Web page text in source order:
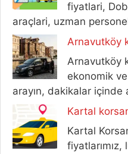
fiyatlari,
araçlari, uzman
Arnavutköy
Arnavutköy
ekonomik
arayın, dakikalar içinde
Kartal
Kartal
fiyatlarımız,